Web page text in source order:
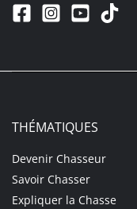
THÉMATIQUES
Devenir Chasseur
Savoir Chasser
Expliquer la Chasse